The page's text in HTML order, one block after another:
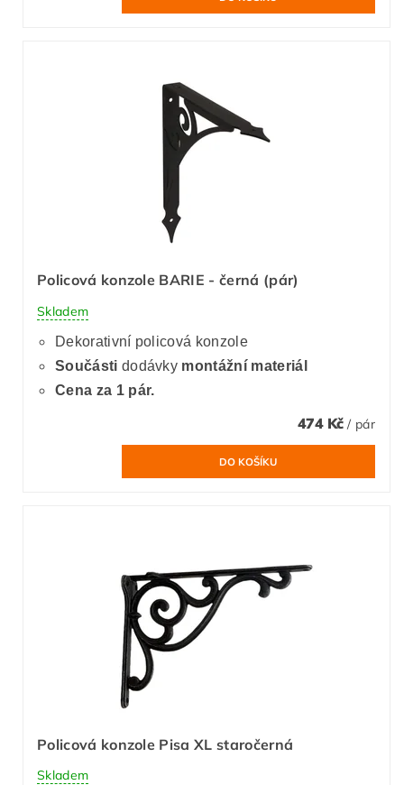
Policová konzole BARIE - černá (pár)
Skladem
Dekorativní policová konzole
Součásti dodávky montážní materiál
Cena za 1 pár.
474 Kč/ pár
Policová konzole Pisa XL staročerná
Skladem